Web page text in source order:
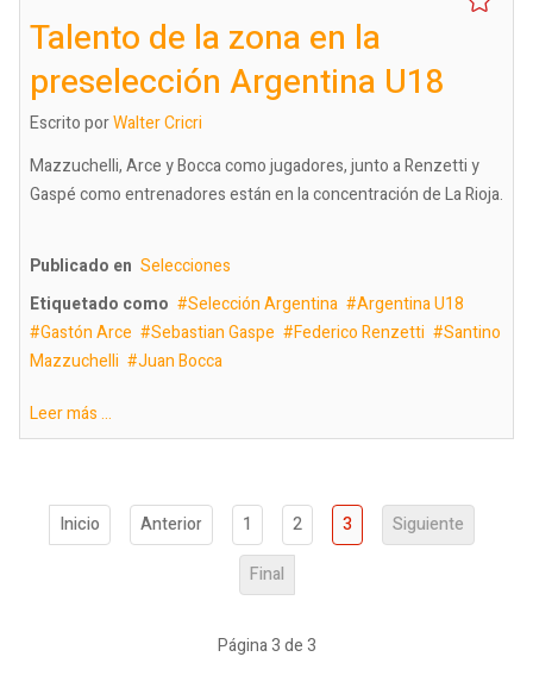
Talento de la zona en la
preselección Argentina U18
Escrito porWalter Cricri
Mazzuchelli, Arce y Bocca como jugadores, junto a Renzetti y
Gaspé como entrenadores están en la concentración de La Rioja.
Publicado en Selecciones
Etiquetado como
Selección Argentina
Argentina U18
Gastón Arce
Sebastian Gaspe Federico Renzetti
Santino
Mazzuchelli
Juan Bocca
Leer más ...
Inicio Anterior 1 2 3
Siguiente
Final
Página 3 de 3